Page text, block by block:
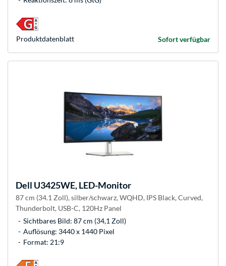
Sofort verfügbar
Produkt­datenblatt
Dell U3425WE, LED-Monitor
87 cm (34.1 Zoll), silber/schwarz, WQHD, IPS Black, Curved,
Thunderbolt, USB-C, 120Hz Panel
Sichtbares Bild: 87 cm (34,1 Zoll)
Auflösung: 3440 x 1440 Pixel
Format: 21:9